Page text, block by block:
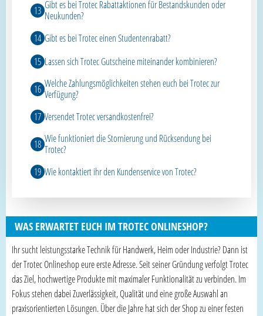
Gibt es bei Trotec Rabattaktionen für Bestandskunden oder
Neukunden?
Gibt es bei Trotec einen Studentenrabatt?
Lassen sich Trotec Gutscheine miteinander kombinieren?
Welche Zahlungsmöglichkeiten stehen euch bei Trotec zur
Verfügung?
Versendet Trotec versandkostenfrei?
Wie funktioniert die Stornierung und Rücksendung bei
Trotec?
Wie kontaktiert ihr den Kundenservice von Trotec?
WAS ERWARTET EUCH IM TROTEC ONLINESHOP?
Ihr sucht leistungsstarke Technik für Handwerk, Heim oder Industrie? Dann ist
der Trotec Onlineshop eure erste Adresse. Seit seiner Gründung verfolgt Trotec
das Ziel, hochwertige Produkte mit maximaler Funktionalität zu verbinden. Im
Fokus stehen dabei Zuverlässigkeit, Qualität und eine große Auswahl an
praxisorientierten Lösungen. Über die Jahre hat sich der Shop zu einer festen